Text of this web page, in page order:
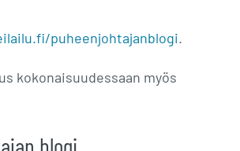
puheenjohtajanblogi.
kokonaisuudessaan myös